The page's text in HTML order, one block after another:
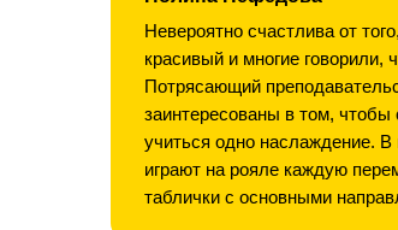
Невероятно счастлива от
красивый и многие говорили,
Потрясающий
заинтересованы в том,
учиться одно наслаждение.
играют на рояле каждую
таблички с основными